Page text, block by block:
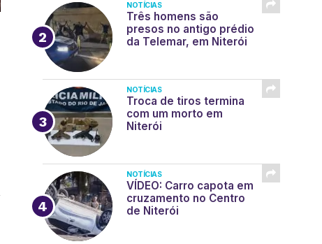
NOTÍCIAS
Três homens são
presos no antigo prédio
da Telemar, em Niterói
NOTÍCIAS
Troca de tiros termina
com um morto em
Niterói
NOTÍCIAS
VÍDEO: Carro capota em
cruzamento no Centro
de Niterói